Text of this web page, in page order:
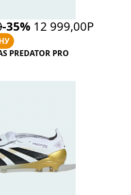
-35% 12 999,00Р
PREDATOR PRO